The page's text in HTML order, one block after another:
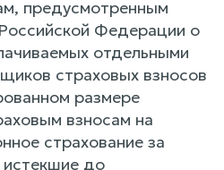
предусмотренным
Федерации о
отдельными
страховых взносов
размере
взносам на
страхование за
до